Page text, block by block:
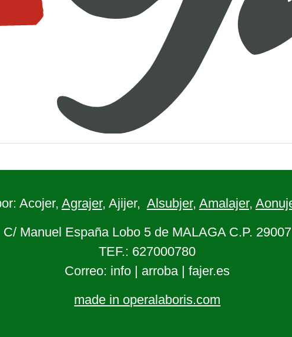
Acojer, Agrajer, Ajijer, Alsubjer, Amalajer,
C/ Manuel España Lobo 5 de MALAGA C.P. 29007
TEF.: 627000780
Correo: info | arroba | fajer.es
made in operalaboris.com